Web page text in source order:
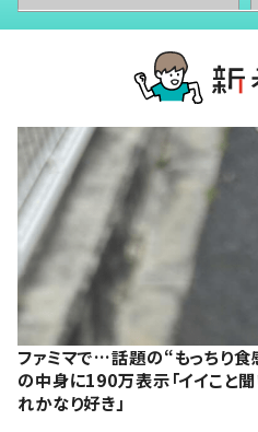
ファミマで…話題の“もっちり
の中身に190万表示「イイこと聞
れかなり好き」